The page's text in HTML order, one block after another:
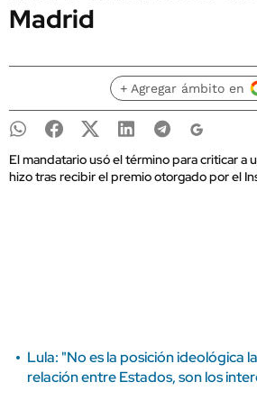
Madrid
+ Agregar ámbito en
El mandatario usó el término para criticar a
hizo tras recibir el premio otorgado por el
Lula: "No es la posición ideológica
relación entre Estados, son los